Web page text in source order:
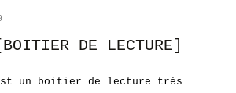
DE LECTURE]
un boitier de lecture très